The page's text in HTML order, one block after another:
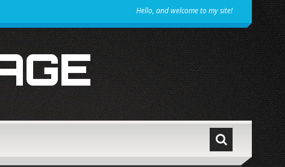
Hello, and welcome to my site!